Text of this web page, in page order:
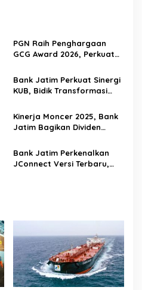
PGN Raih Penghargaan
GCG Award 2026, Perkuat
Transisi Energi Nasional
Bank Jatim Perkuat Sinergi
KUB, Bidik Transformasi
Berkelanjutan
Kinerja Moncer 2025, Bank
Jatim Bagikan Dividen
Bank Jatim Perkenalkan
JConnect Versi Terbaru,